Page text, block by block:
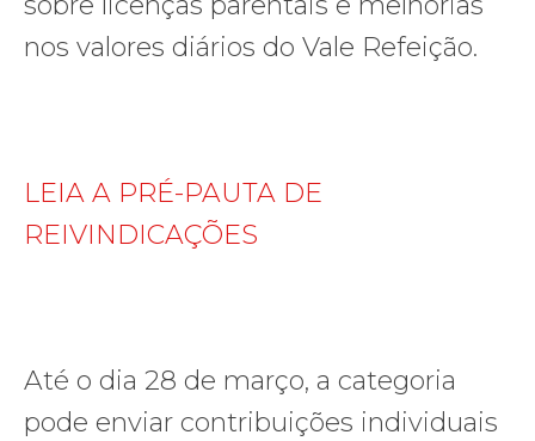
nos valores diários do Vale Refeição.
LEIA A PRÉ-PAUTA DE
REIVINDICAÇÕES
Até o dia 28 de março, a categoria
pode enviar contribuições individuais